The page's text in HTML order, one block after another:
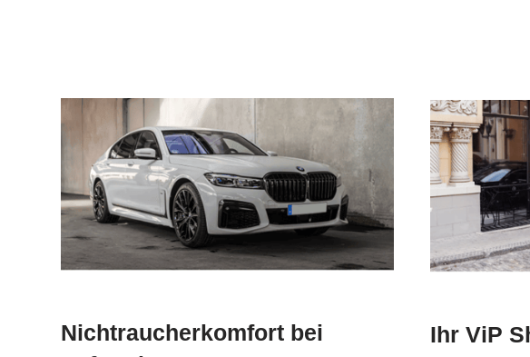
Nichtraucherkomfort bei
Ihr ViP